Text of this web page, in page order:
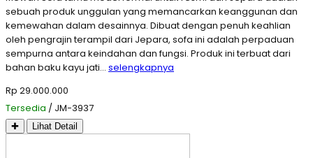
sebuah produk unggulan yang memancarkan keanggunan dan
kemewahan dalam desainnya. Dibuat dengan penuh keahlian
oleh pengrajin terampil dari Jepara, sofa ini adalah perpaduan
sempurna antara keindahan dan fungsi. Produk ini terbuat dari
bahan baku kayu jati… selengkapnya
Rp 29.000.000
Tersedia / JM-3937
✚ Lihat Detail